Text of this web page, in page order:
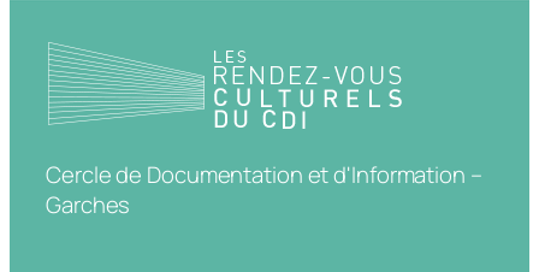
Cercle de Documentation et d'Information –
Garches